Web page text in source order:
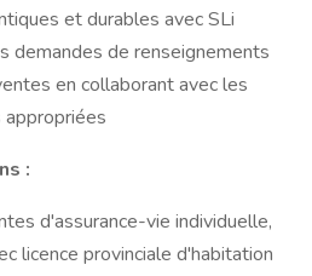
et durables avec SLi
demandes de renseignements
en collaborant avec les
:
d'assurance-vie individuelle,
licence provinciale d'habitation